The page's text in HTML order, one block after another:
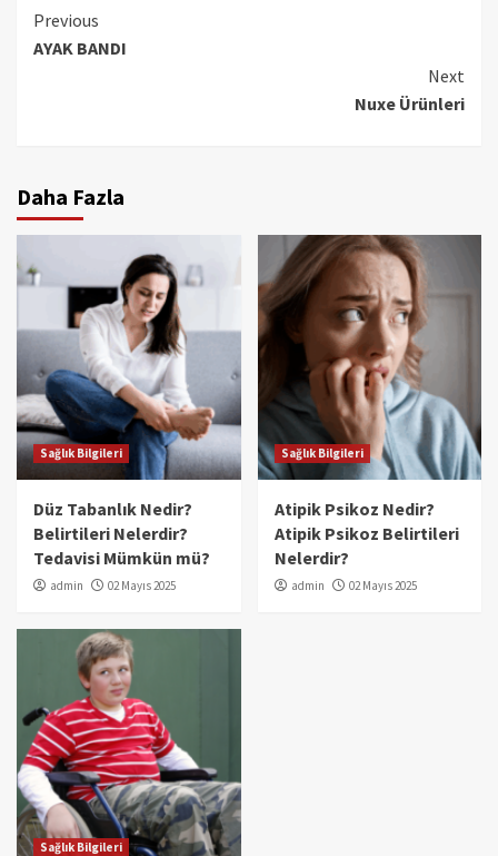
Continue
Reading
Previous
AYAK BANDI
Next
Nuxe Ürünleri
Daha Fazla
Sağlık Bilgileri
Düz Tabanlık Nedir?
Belirtileri Nelerdir?
Tedavisi Mümkün mü?
admin 02 Mayıs 2025
Sağlık Bilgileri
Atipik Psikoz Nedir?
Atipik Psikoz Belirtileri
Nelerdir?
admin 02 Mayıs 2025
Sağlık Bilgileri